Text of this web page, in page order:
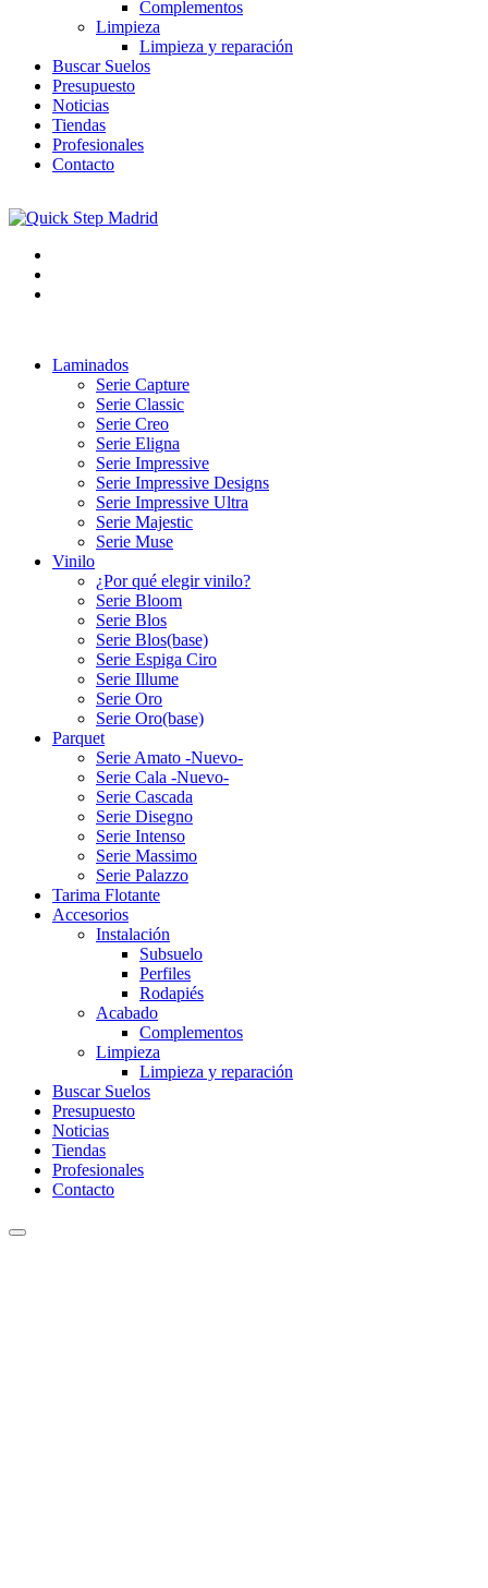
Complementos
Limpieza
Limpieza y reparación
Buscar Suelos
Presupuesto
Noticias
Tiendas
Profesionales
Contacto
Laminados
Serie Capture
Serie Classic
Serie Creo
Serie Eligna
Serie Impressive
Serie Impressive Designs
Serie Impressive Ultra
Serie Majestic
Serie Muse
Vinilo
¿Por qué elegir vinilo?
Serie Bloom
Serie Blos
Serie Blos(base)
Serie Espiga Ciro
Serie Illume
Serie Oro
Serie Oro(base)
Parquet
Serie Amato -Nuevo-
Serie Cala -Nuevo-
Serie Cascada
Serie Disegno
Serie Intenso
Serie Massimo
Serie Palazzo
Tarima Flotante
Accesorios
Instalación
Subsuelo
Perfiles
Rodapiés
Acabado
Complementos
Limpieza
Limpieza y reparación
Buscar Suelos
Presupuesto
Noticias
Tiendas
Profesionales
Contacto